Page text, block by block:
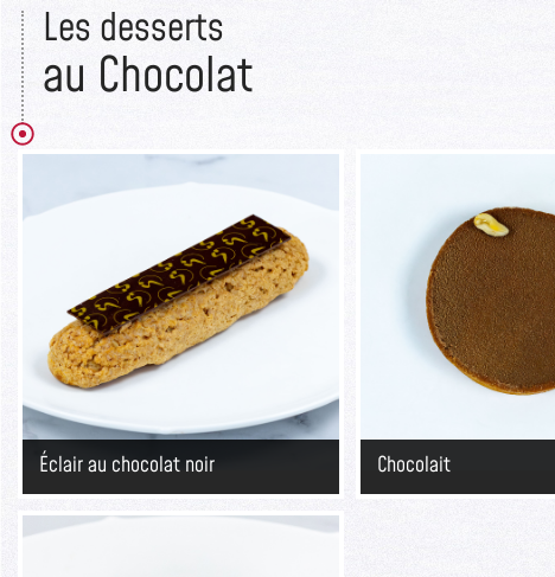
Les desserts​
au Chocolat
Éclair au chocolat noir Chocolait